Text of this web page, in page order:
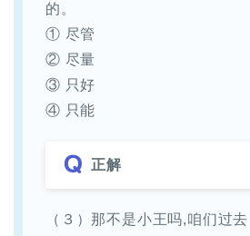
的。
① 尽管
② 尽量
③ 只好
④ 只能
正解
（３）那不是小王吗,咱们